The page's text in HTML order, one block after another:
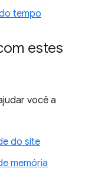
tempo
estes
você a
do site
memória